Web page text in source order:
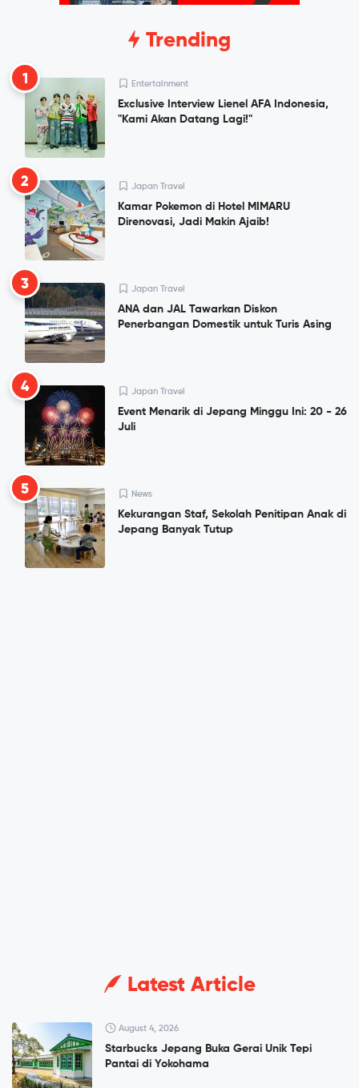
Trending
1 Entertainment
Exclusive Interview Lienel AFA Indonesia,
"Kami Akan Datang Lagi!"
2 Japan Travel
Kamar Pokemon di Hotel MIMARU
Direnovasi, Jadi Makin Ajaib!
3 Japan Travel
ANA dan JAL Tawarkan Diskon
Penerbangan Domestik untuk Turis Asing
4 Japan Travel
Event Menarik di Jepang Minggu Ini: 20 - 26
Juli
5 News
Kekurangan Staf, Sekolah Penitipan Anak di
Jepang Banyak Tutup
Latest Article
August 4, 2026
Starbucks Jepang Buka Gerai Unik Tepi
Pantai di Yokohama